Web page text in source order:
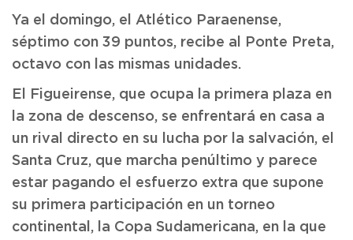
Ya el domingo, el Atlético Paraenense,
séptimo con 39 puntos, recibe al Ponte Preta,
octavo con las mismas unidades.
El Figueirense, que ocupa la primera plaza en
la zona de descenso, se enfrentará en casa a
un rival directo en su lucha por la salvación, el
Santa Cruz, que marcha penúltimo y parece
estar pagando el esfuerzo extra que supone
su primera participación en un torneo
continental, la Copa Sudamericana, en la que